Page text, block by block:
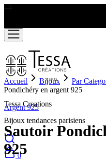
Tessa Creations
Bijoux tendances parisiens
0
Accueil Bijoux Par
Pondichéry en argent 925
Argent 925
Sautoir
925